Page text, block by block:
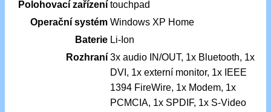
Polohovací zařízení touchpad
Operační systém Windows XP Home
Baterie Li-Ion
Rozhraní 3x audio IN/OUT, 1x Bluetooth, 1x
DVI, 1x externí monitor, 1x IEEE
1394 FireWire, 1x Modem, 1x
PCMCIA, 1x SPDIF, 1x S-Video